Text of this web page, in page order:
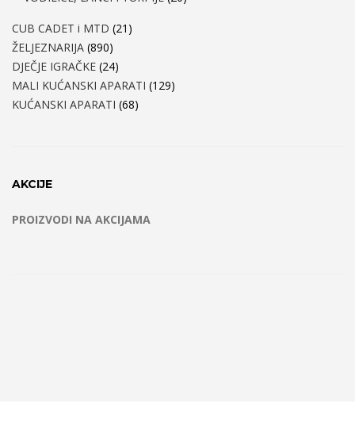
CUB CADET i MTD (21)
ŽELJEZNARIJA (890)
DJEČJE IGRAČKE (24)
MALI KUĆANSKI APARATI (129)
KUĆANSKI APARATI (68)
AKCIJE
PROIZVODI NA AKCIJAMA